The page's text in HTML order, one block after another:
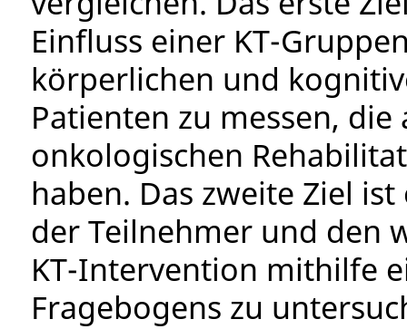
Einfluss einer KT-
körperlichen und
Patienten zu messen,
onkologischen
haben. Das zweite Ziel
der Teilnehmer und den
KT-Intervention mithilfe
Fragebogens zu